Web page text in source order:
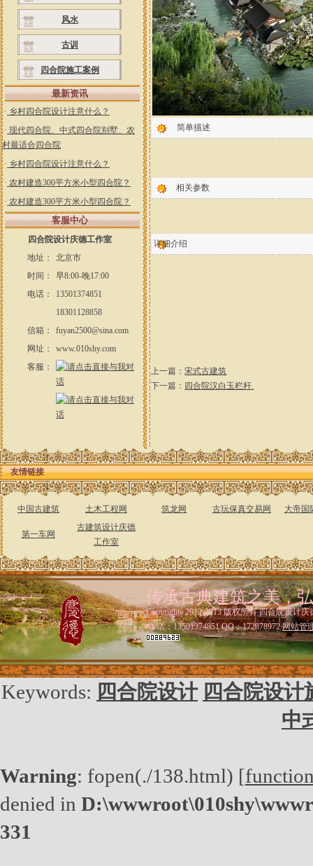
风水
古训
四合院施工案例
最新资讯
· 乡村四合院设计注意什么？
· 现代四合院、中式四合院别墅、农
村最适合四合院
· 乡村四合院设计注意什么？
· 农村建造300平方米小型四合院？
· 农村建造300平方米小型四合院？
客服中心
四合院设计庆德工作室
地址：
北京市
时间：
早8:00-晚17:00
电话：
13501374851
18301128858
信箱：
fuyan2500@sina.com
网址：
www.010shy.com
客服：
简单描述
相关参数
详细介绍
上一篇：宋式古建筑
下一篇： 四合院汉白玉栏杆.
友情链接
中国古建筑 土木工程网 筑龙网 古玩保真交易网 大帝国
第一车网
古建筑设计庆德
工作室
传承古典建筑之美，
Copyrights 2012-2013 版权所有 四合院设计
电 话：13501374851 QQ：172878972网站管
Keywords: 四合院设计 四合院设计
中
Warning: fopen(./138.html) [
denied in
331